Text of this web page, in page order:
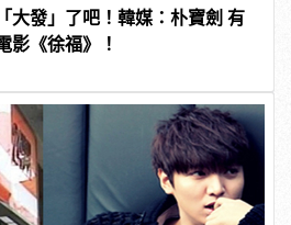
大發」了吧！韓媒：朴寶劍 有
影《徐福》！